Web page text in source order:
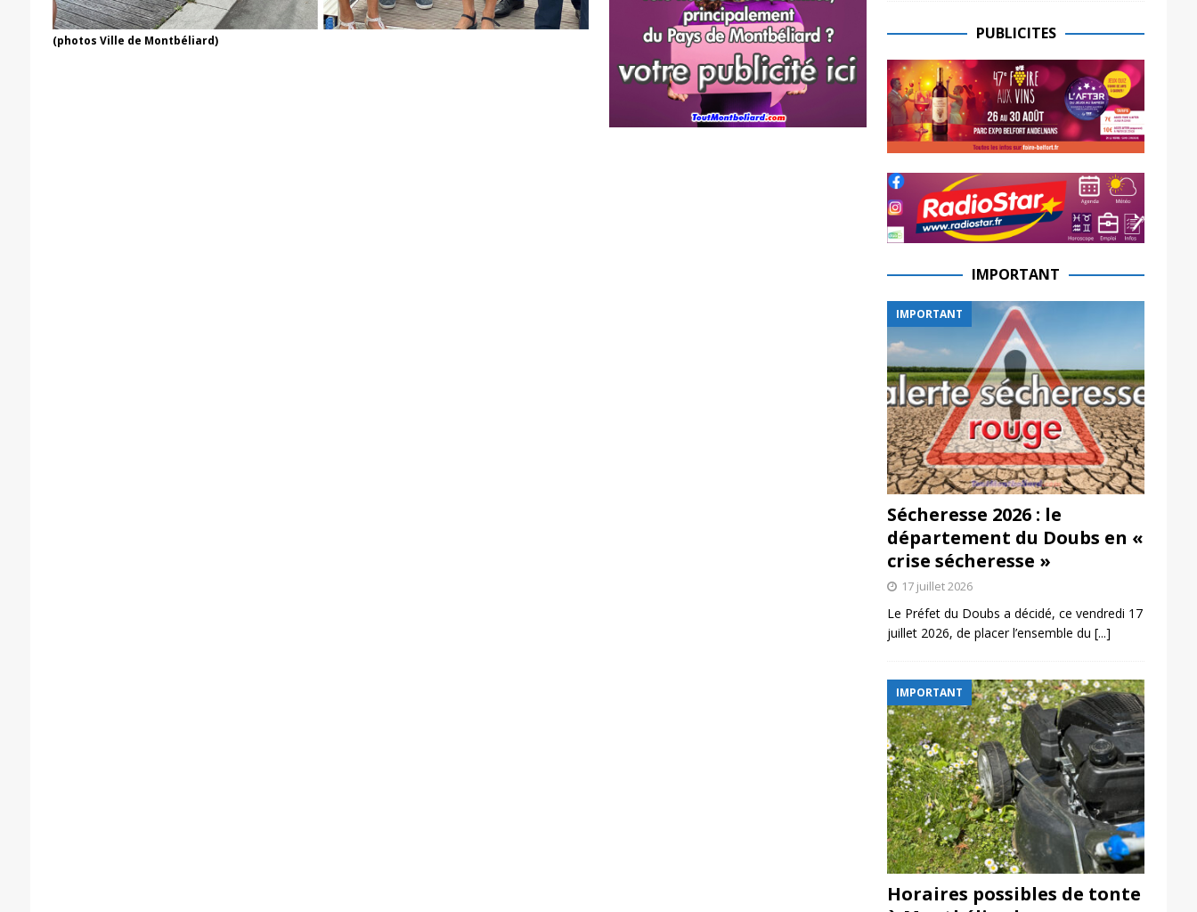
(photos Ville de Montbéliard) PUBLICITES
IMPORTANT
IMPORTANT
Sécheresse 2026 : le
département du Doubs en «
crise sécheresse »
17 juillet 2026
Le Préfet du Doubs a décidé, ce vendredi 17
juillet 2026, de placer l’ensemble du [...]
IMPORTANT
Horaires possibles de tonte